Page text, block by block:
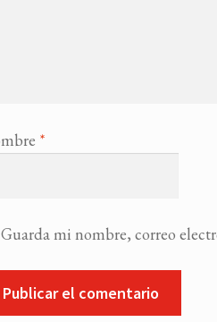
*
Guarda mi nombre, correo